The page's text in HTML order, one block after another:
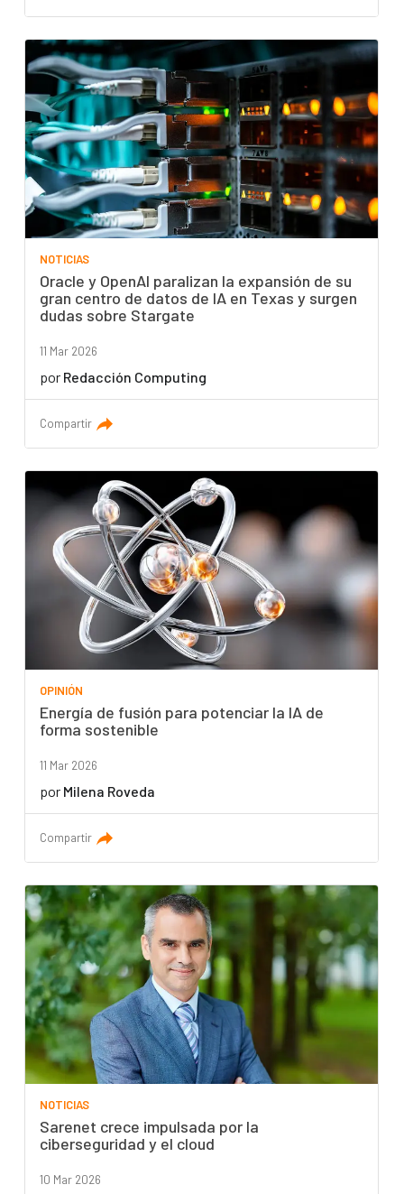
NOTICIAS
Oracle y OpenAI paralizan la expansión de su
gran centro de datos de IA en Texas y surgen
dudas sobre Stargate
11 Mar 2026
por Redacción Computing
Compartir
OPINIÓN
Energía de fusión para potenciar la IA de
forma sostenible
11 Mar 2026
por Milena Roveda
Compartir
NOTICIAS
Sarenet crece impulsada por la
ciberseguridad y el cloud
10 Mar 2026